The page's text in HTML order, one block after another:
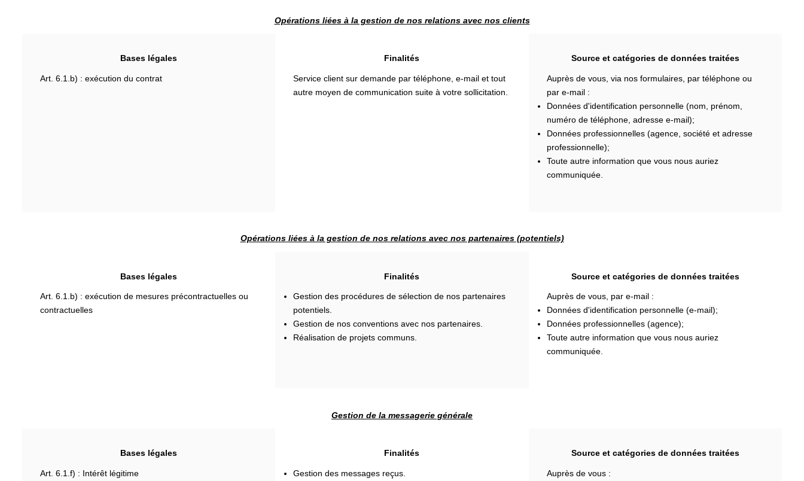
Opérations liées à la gestion de nos relations avec nos clients
Bases légales
Art. 6.1.b) : exécution du contrat
Finalités
Service client sur demande par téléphone, e-mail et tout
autre moyen de communication suite à votre sollicitation.
Source et catégories de données traitées
Auprès de vous, via nos formulaires, par téléphone ou
par e-mail :
Données d'identification personnelle (nom, prénom,
numéro de téléphone, adresse e-mail);
Données professionnelles (agence, société et adresse
professionnelle);
Toute autre information que vous nous auriez
communiquée.
Opérations liées à la gestion de nos relations avec nos partenaires (potentiels)
Bases légales
Art. 6.1.b) : exécution de mesures précontractuelles ou
contractuelles
Finalités
Gestion des procédures de sélection de nos partenaires
potentiels.
Gestion de nos conventions avec nos partenaires.
Réalisation de projets communs.
Source et catégories de données traitées
Auprès de vous, par e-mail :
Données d'identification personnelle (e-mail);
Données professionnelles (agence);
Toute autre information que vous nous auriez
communiquée.
Gestion de la messagerie générale
Bases légales
Art. 6.1.f) : Intérêt légitime
Finalités
Gestion des messages reçus.
Source et catégories de données traitées
Auprès de vous :